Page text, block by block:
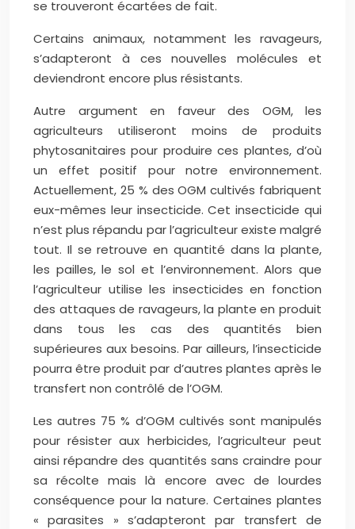
se trouveront écartées de fait.
Certains animaux, notamment les ravageurs,
s’adapteront à ces nouvelles molécules et
deviendront encore plus résistants.
Autre argument en faveur des OGM, les
agriculteurs utiliseront moins de produits
phytosanitaires pour produire ces plantes, d’où
un effet positif pour notre environnement.
Actuellement, 25 % des OGM cultivés fabriquent
eux-mêmes leur insecticide. Cet insecticide qui
n’est plus répandu par l’agriculteur existe malgré
tout. Il se retrouve en quantité dans la plante,
les pailles, le sol et l’environnement. Alors que
l’agriculteur utilise les insecticides en fonction
des attaques de ravageurs, la plante en produit
dans tous les cas des quantités bien
supérieures aux besoins. Par ailleurs, l’insecticide
pourra être produit par d’autres plantes après le
transfert non contrôlé de l’OGM.
Les autres 75 % d’OGM cultivés sont manipulés
pour résister aux herbicides, l’agriculteur peut
ainsi répandre des quantités sans craindre pour
sa récolte mais là encore avec de lourdes
conséquence pour la nature. Certaines plantes
« parasites » s’adapteront par transfert de